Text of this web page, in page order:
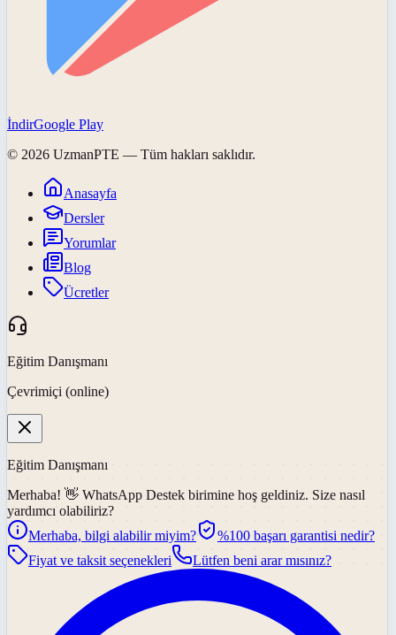
İndirGoogle Play
© 2026 UzmanPTE — Tüm hakları saklıdır.
Anasayfa
Dersler
Yorumlar
Blog
Ücretler
Eğitim Danışmanı
Çevrimiçi (online)
Eğitim Danışmanı
Merhaba! 👋 WhatsApp Destek birimine hoş geldiniz. Size nasıl
yardımcı olabiliriz?
Merhaba, bilgi alabilir miyim?
%100 başarı garantisi nedir?
Fiyat ve taksit seçenekleri
Lütfen beni arar mısınız?